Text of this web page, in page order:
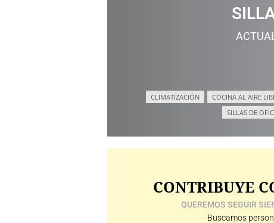
CLIMATIZACIÓN COCINA AL AIRE
SILLAS DE
CONTRIBUYE
QUEREMOS SEGUIR
Buscamos